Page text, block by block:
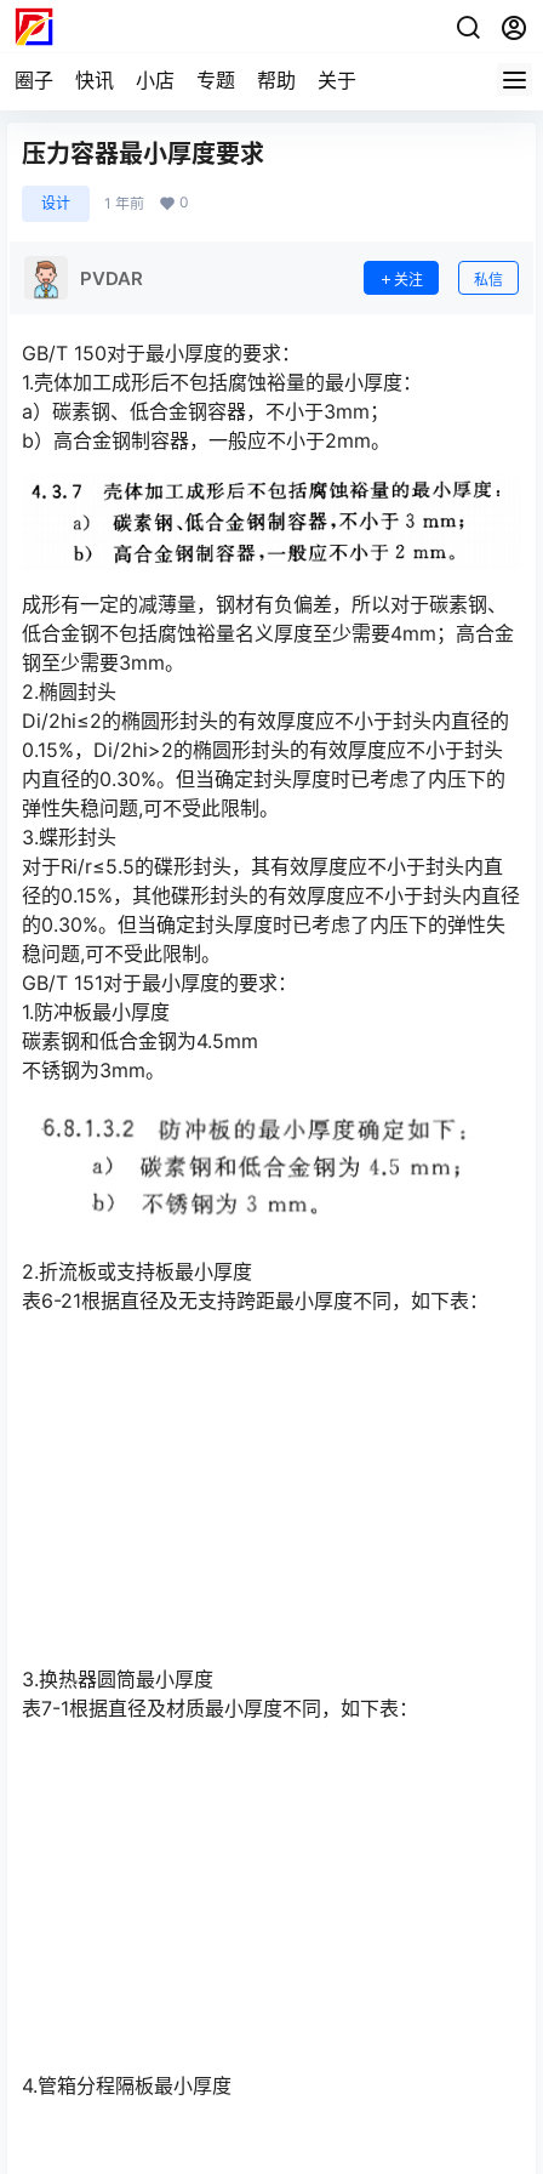
圈子 快讯 小店 专题 帮助 关于
压力容器最小厚度要求
设计 1 年前 0
PVDAR 关注 私信
GB/T 150对于最小厚度的要求：
1.壳体加工成形后不包括腐蚀裕量的最小厚度：
a）碳素钢、低合金钢容器，不小于3mm；
b）高合金钢制容器，一般应不小于2mm。
成形有一定的减薄量，钢材有负偏差，所以对于碳素钢、
低合金钢不包括腐蚀裕量名义厚度至少需要4mm；高合金
钢至少需要3mm。
2.椭圆封头
Di/2hi≤2的椭圆形封头的有效厚度应不小于封头内直径的
0.15%，Di/2hi>2的椭圆形封头的有效厚度应不小于封头
内直径的0.30%。但当确定封头厚度时已考虑了内压下的
弹性失稳问题,可不受此限制。
3.蝶形封头
对于Ri/r≤5.5的碟形封头，其有效厚度应不小于封头内直
径的0.15%，其他碟形封头的有效厚度应不小于封头内直径
的0.30%。但当确定封头厚度时已考虑了内压下的弹性失
稳问题,可不受此限制。
GB/T 151对于最小厚度的要求：
1.防冲板最小厚度
碳素钢和低合金钢为4.5mm
不锈钢为3mm。
2.折流板或支持板最小厚度
表6-21根据直径及无支持跨距最小厚度不同，如下表：
3.换热器圆筒最小厚度
表7-1根据直径及材质最小厚度不同，如下表：
4.管箱分程隔板最小厚度